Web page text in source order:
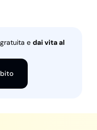
e dai vita al